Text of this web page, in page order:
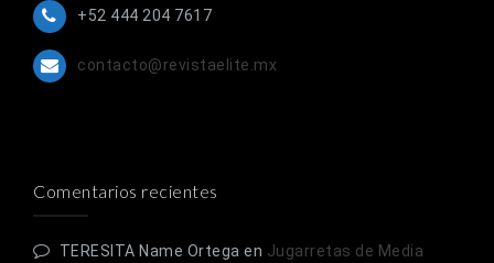
+52 444 204 7617
contacto@revistaelite.mx
Comentarios recientes
TERESITA Name Ortega en Jugarretas de Media